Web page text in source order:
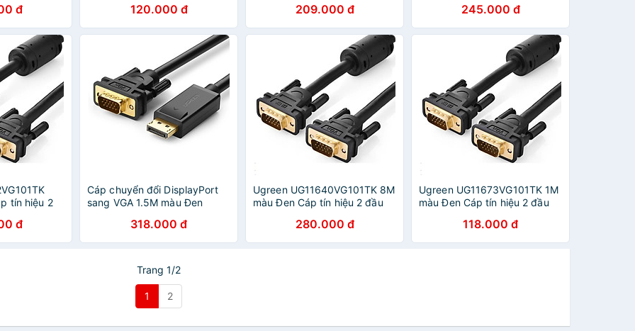
đ 120.000 đ 209.000 đ 245.000 đ
tín hiệu 2
đ
Cáp chuyển đổi DisplayPort
sang VGA 1.5M màu Đen
chính hãng318.000 đ
Ugreen UG11640VG101TK 8M
màu Đen Cáp tín hiệu 2 đầu
280.000 đ
Ugreen UG11673VG101TK 1M
màu Đen Cáp tín hiệu 2 đầu
118.000 đ
Trang 1/2
1 2